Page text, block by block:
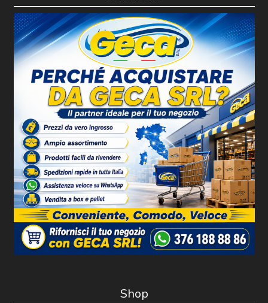
Shop